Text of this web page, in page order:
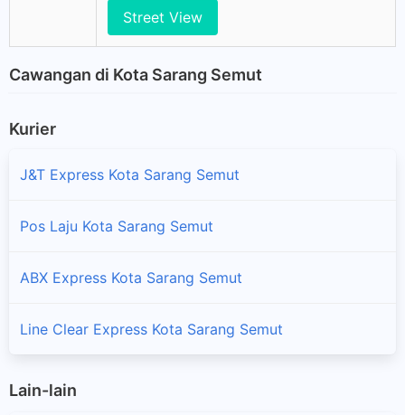
Street View
Cawangan di Kota Sarang Semut
Kurier
J&T Express Kota Sarang Semut
Pos Laju Kota Sarang Semut
ABX Express Kota Sarang Semut
Line Clear Express Kota Sarang Semut
Lain-lain